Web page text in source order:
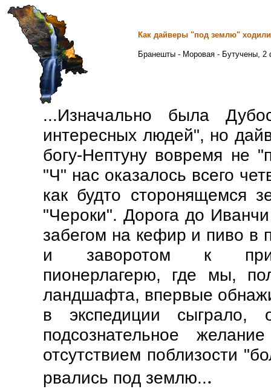
Как дайверы "под землю"
Бранешты - Моровая - Бутучены, 2
...Изначально была
интересных людей", но
богу-Нептуну вовремя не
"Ч" нас оказалось всего
как будто сторонящемся
"Чероки". Дорога до
забегом на кефир и пиво в
и заворотом к
пионерлагерю, где мы,
ландшафта, впервые
в экспедиции сыграло,
подсознательное
отсутствием поблизости
рвались под землю...